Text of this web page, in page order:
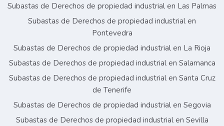
Subastas de Derechos de propiedad industrial en Las Palmas
Subastas de Derechos de propiedad industrial en
Pontevedra
Subastas de Derechos de propiedad industrial en La Rioja
Subastas de Derechos de propiedad industrial en Salamanca
Subastas de Derechos de propiedad industrial en Santa Cruz
de Tenerife
Subastas de Derechos de propiedad industrial en Segovia
Subastas de Derechos de propiedad industrial en Sevilla